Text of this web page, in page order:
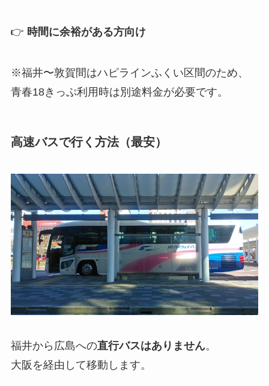
👉 時間に余裕がある方向け
※福井〜敦賀間はハピラインふくい区間のため、
青春18きっぷ利用時は別途料金が必要です。
高速バスで行く方法（最安）
福井から広島への直行バスはありません。
大阪を経由して移動します。